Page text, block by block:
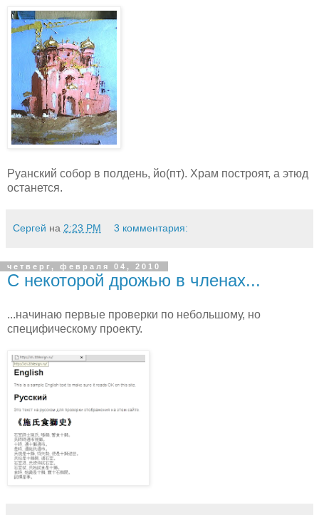
Руанский собор в полдень, йо(пт). Храм построят, а этюд
останется.
Сергей на 2:23 PM 3 комментария:
четверг, февраля 04, 2010
С некоторой дрожью в членах...
...начинаю первые проверки по небольшому, но
специфическому проекту.